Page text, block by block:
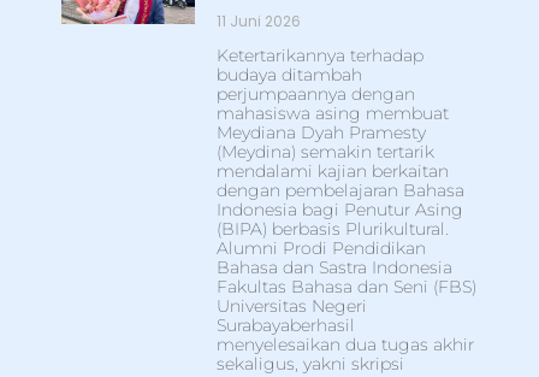
11 Juni 2026
Ketertarikannya terhadap
budaya ditambah
perjumpaannya dengan
mahasiswa asing membuat
Meydiana Dyah Pramesty
(Meydina) semakin tertarik
mendalami kajian berkaitan
dengan pembelajaran Bahasa
Indonesia bagi Penutur Asing
(BIPA) berbasis Plurikultural.
Alumni Prodi Pendidikan
Bahasa dan Sastra Indonesia
Fakultas Bahasa dan Seni (FBS)
Universitas Negeri
Surabayaberhasil
menyelesaikan dua tugas akhir
sekaligus, yakni skripsi